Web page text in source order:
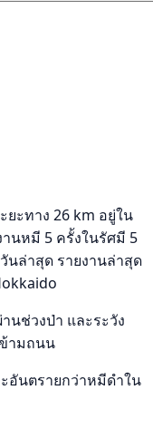
ยะทาง 26 km อยู่ใน
นหมี 5 ครั้งในรัศมี 5
นล่าสุด รายงานล่าสุด
นช่วงป่า และระวัง
ามถนน
นตรายกว่าหมีดำใน